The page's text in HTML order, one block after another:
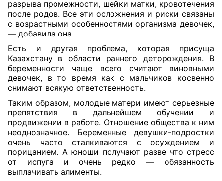
разрыва промежности, шейки матки, кровотечения
после родов. Все эти осложнения и риски связаны
с возрастными особенностями организма девочек,
— добавила она.
Есть и другая проблема, которая присуща
Казахстану в области раннего деторождения. В
беременности чаще всего считают виновными
девочек, в то время как с мальчиков косвенно
снимают всякую ответственность.
Таким образом, молодые матери имеют серьезные
препятствия в дальнейшем обучении и
продвижении в работе. Отношение общества к ним
неоднозначное. Беременные девушки-подростки
очень часто сталкиваются с осуждением и
порицанием. А юноши получают разве что стресс
от испуга и очень редко — обязанность
выплачивать алименты.